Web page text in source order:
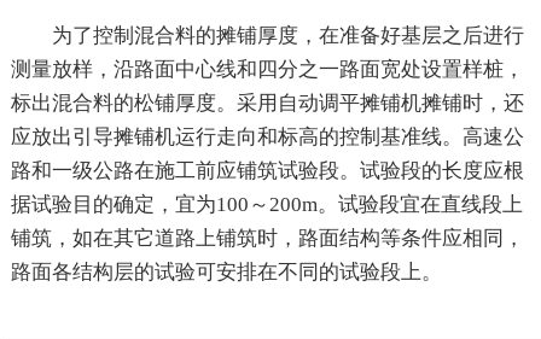
为了控制混合料的摊铺厚度，在准备好基层之后进行
测量放样，沿路面中心线和四分之一路面宽处设置样桩，
标出混合料的松铺厚度。采用自动调平摊铺机摊铺时，还
应放出引导摊铺机运行走向和标高的控制基准线。高速公
路和一级公路在施工前应铺筑试验段。试验段的长度应根
据试验目的确定，宜为100～200m。试验段宜在直线段上
铺筑，如在其它道路上铺筑时，路面结构等条件应相同，
路面各结构层的试验可安排在不同的试验段上。